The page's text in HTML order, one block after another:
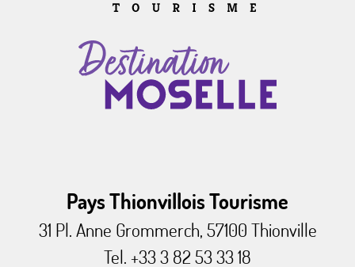
Pays Thionvillois Tourisme
31 Pl. Anne Grommerch, 57100 Thionville
Tel. +33 3 82 53 33 18